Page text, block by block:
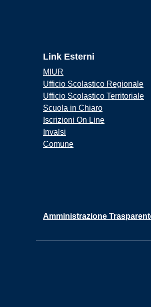
Link Esterni
MIUR
Ufficio Scolastico Regionale
Ufficio Scolastico Territoriale
Scuola in Chiaro
Iscrizioni On Line
Invalsi
Comune
Amministrazione